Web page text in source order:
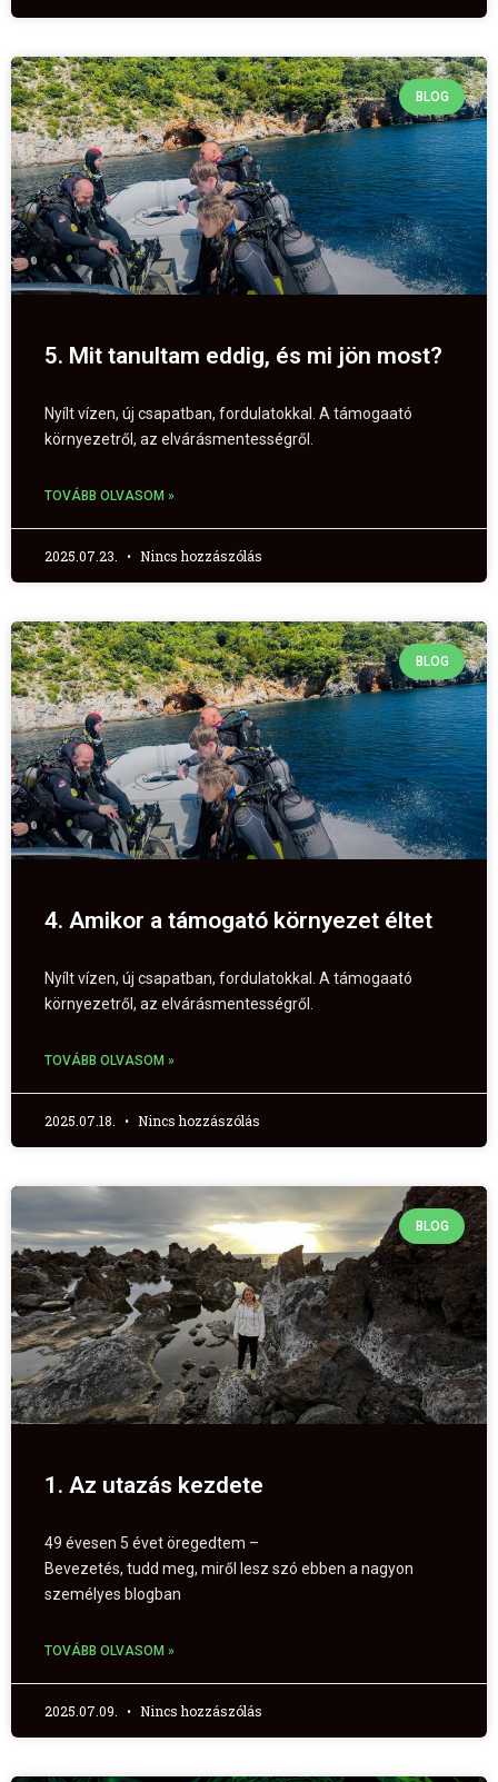
BLOG
5. Mit tanultam eddig, és mi jön most?
Nyílt vízen, új csapatban, fordulatokkal. A támogaató
környezetről, az elvárásmentességről.
TOVÁBB OLVASOM »
2025.07.23. Nincs hozzászólás
BLOG
4. Amikor a támogató környezet éltet
Nyílt vízen, új csapatban, fordulatokkal. A támogaató
környezetről, az elvárásmentességről.
TOVÁBB OLVASOM »
2025.07.18. Nincs hozzászólás
BLOG
1. Az utazás kezdete
49 évesen 5 évet öregedtem –
Bevezetés, tudd meg, miről lesz szó ebben a nagyon
személyes blogban
TOVÁBB OLVASOM »
2025.07.09. Nincs hozzászólás